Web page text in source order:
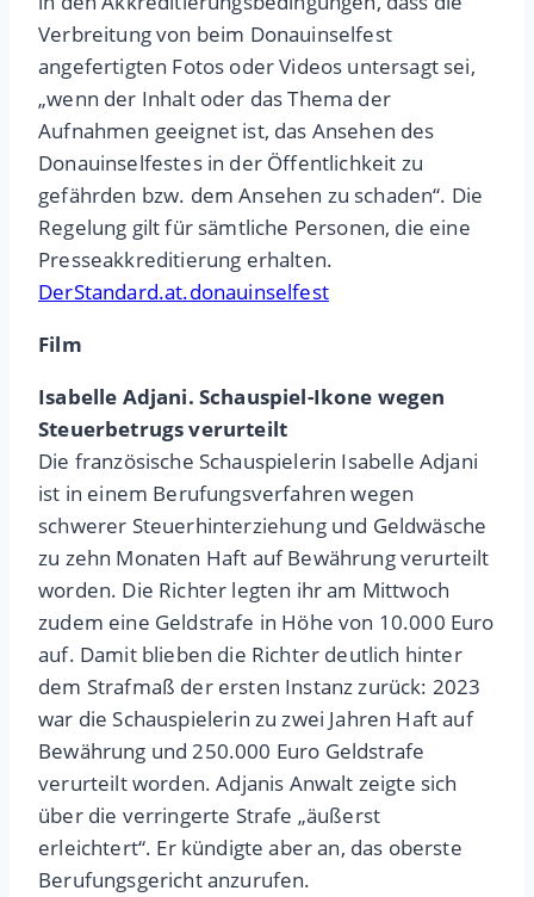
Verbreitung von beim Donauinselfest
angefertigten Fotos oder Videos untersagt sei,
„wenn der Inhalt oder das Thema der
Aufnahmen geeignet ist, das Ansehen des
Donauinselfestes in der Öffentlichkeit zu
gefährden bzw. dem Ansehen zu schaden“. Die
Regelung gilt für sämtliche Personen, die eine
Presseakkreditierung erhalten.
DerStandard.at.donauinselfest
Film
Isabelle Adjani. Schauspiel-Ikone wegen
Steuerbetrugs verurteilt
Die französische Schauspielerin Isabelle Adjani
ist in einem Berufungsverfahren wegen
schwerer Steuerhinterziehung und Geldwäsche
zu zehn Monaten Haft auf Bewährung verurteilt
worden. Die Richter legten ihr am Mittwoch
zudem eine Geldstrafe in Höhe von 10.000 Euro
auf. Damit blieben die Richter deutlich hinter
dem Strafmaß der ersten Instanz zurück: 2023
war die Schauspielerin zu zwei Jahren Haft auf
Bewährung und 250.000 Euro Geldstrafe
verurteilt worden. Adjanis Anwalt zeigte sich
über die verringerte Strafe „äußerst
erleichtert“. Er kündigte aber an, das oberste
Berufungsgericht anzurufen.